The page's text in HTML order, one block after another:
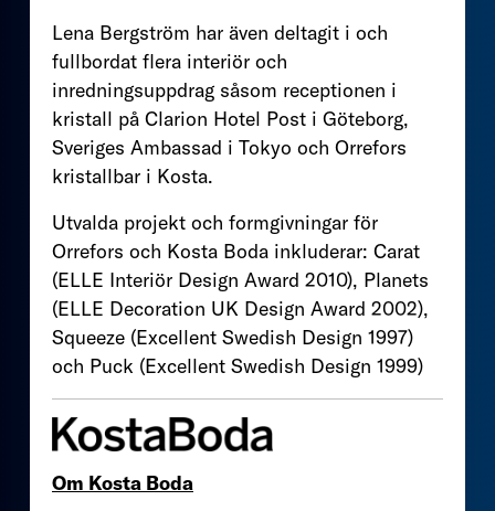
Lena Bergström har även deltagit i och
fullbordat flera interiör och
inredningsuppdrag såsom receptionen i
kristall på Clarion Hotel Post i Göteborg,
Sveriges Ambassad i Tokyo och Orrefors
kristallbar i Kosta.
Utvalda projekt och formgivningar för
Orrefors och Kosta Boda inkluderar: Carat
(ELLE Interiör Design Award 2010), Planets
(ELLE Decoration UK Design Award 2002),
Squeeze (Excellent Swedish Design 1997)
och Puck (Excellent Swedish Design 1999)
Om Kosta Boda